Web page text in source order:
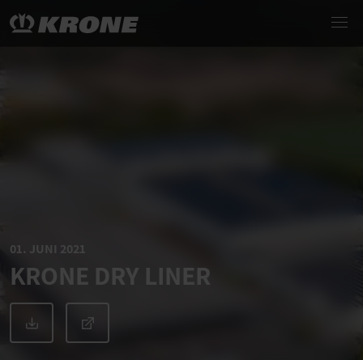
01. JUNI 2021
KRONE DRY LINER